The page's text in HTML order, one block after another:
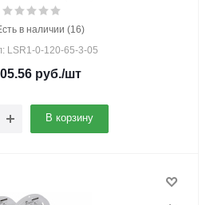
в наличии (16)
LSR1-0-120-65-3-05
руб./шт
В корзину